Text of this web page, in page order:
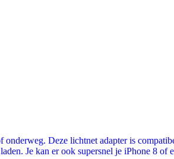
Deze lichtnet­ adapter is
Je kan er ook supersnel je iPhone 8 of